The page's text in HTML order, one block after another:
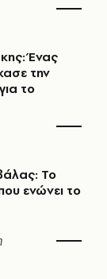
Ένας
την
το
Το
ενώνει το